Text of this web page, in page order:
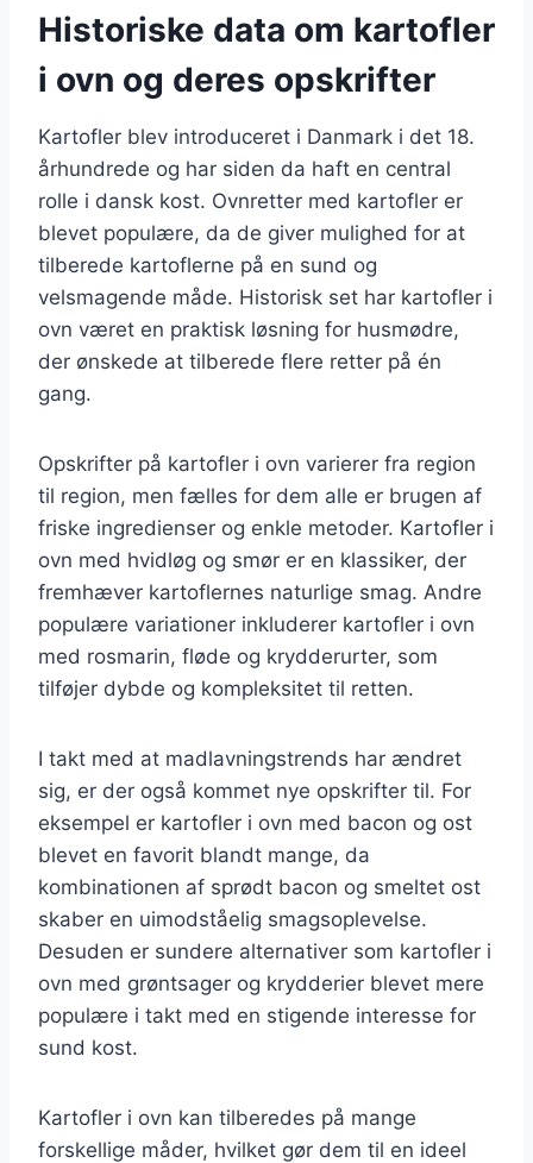
Historiske data om kartofler
i ovn og deres opskrifter
Kartofler blev introduceret i Danmark i det 18.
århundrede og har siden da haft en central
rolle i dansk kost. Ovnretter med kartofler er
blevet populære, da de giver mulighed for at
tilberede kartoflerne på en sund og
velsmagende måde. Historisk set har kartofler i
ovn været en praktisk løsning for husmødre,
der ønskede at tilberede flere retter på én
gang.
Opskrifter på kartofler i ovn varierer fra region
til region, men fælles for dem alle er brugen af
friske ingredienser og enkle metoder. Kartofler i
ovn med hvidløg og smør er en klassiker, der
fremhæver kartoflernes naturlige smag. Andre
populære variationer inkluderer kartofler i ovn
med rosmarin, fløde og krydderurter, som
tilføjer dybde og kompleksitet til retten.
I takt med at madlavningstrends har ændret
sig, er der også kommet nye opskrifter til. For
eksempel er kartofler i ovn med bacon og ost
blevet en favorit blandt mange, da
kombinationen af sprødt bacon og smeltet ost
skaber en uimodståelig smagsoplevelse.
Desuden er sundere alternativer som kartofler i
ovn med grøntsager og krydderier blevet mere
populære i takt med en stigende interesse for
sund kost.
Kartofler i ovn kan tilberedes på mange
forskellige måder, hvilket gør dem til en ideel